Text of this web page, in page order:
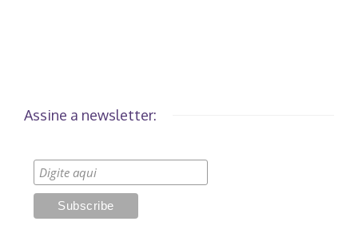
Assine a newsletter: